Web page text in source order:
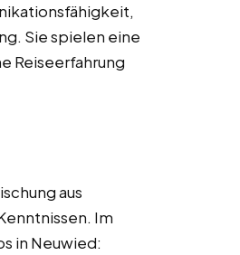
Sie spielen eine
Reiseerfahrung
aus
Im
in Neuwied: